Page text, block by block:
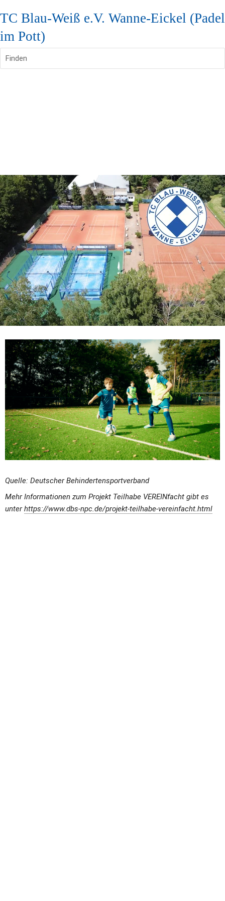
TC Blau-Weiß e.V. Wanne-Eickel (Padel
im Pott)
Finden
Quelle: Deutscher Behindertensportverband
Mehr Informationen zum Projekt Teilhabe VEREINfacht gibt es
unter https://www.dbs-npc.de/projekt-teilhabe-vereinfacht.html